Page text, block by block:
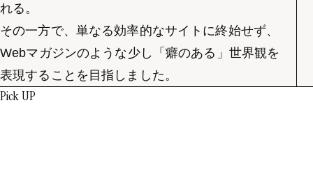
れる。
その一方で、単なる効率的なサイトに終始せず、
Webマガジンのような少し「癖のある」世界観を
表現することを目指しました。
Pick UP